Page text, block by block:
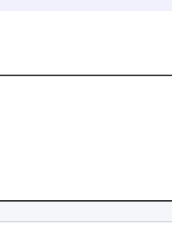
을 선물합니다.